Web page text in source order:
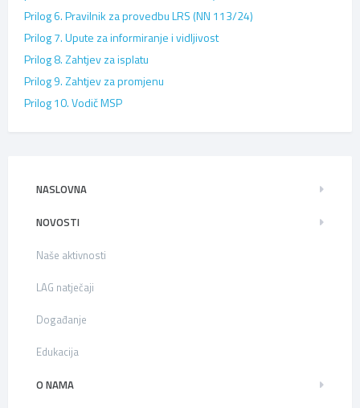
Prilog 6. Pravilnik za provedbu LRS (NN 113/24)
Prilog 7. Upute za informiranje i vidljivost
Prilog 8. Zahtjev za isplatu
Prilog 9. Zahtjev za promjenu
Prilog 10. Vodič MSP
NASLOVNA
NOVOSTI
Naše aktivnosti
LAG natječaji
Događanje
Edukacija
O NAMA